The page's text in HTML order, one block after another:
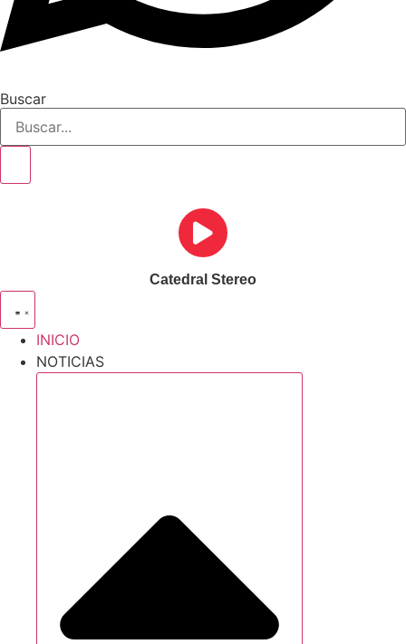
Buscar
Catedral Stereo
INICIO
NOTICIAS